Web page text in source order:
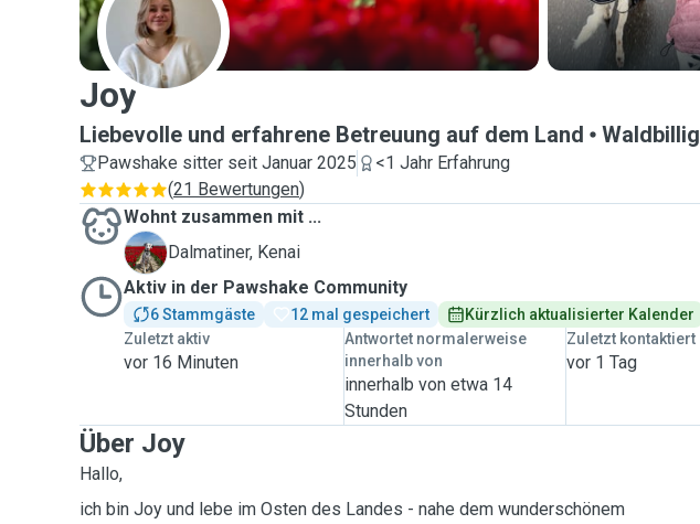
J
Joy
Liebevolle und erfahrene Betreuung auf dem Land Waldbillig
Pawshake sitter seit Januar 2025
<1 Jahr Erfahrung
(21 Bewertungen)
Wohnt zusammen mit ...
K
Dalmatiner, Kenai
Aktiv in der Pawshake Community
6 Stammgäste 12 mal gespeichert
Kürzlich aktualisierter Kalender
Zuletzt aktiv
vor 16 Minuten
Antwortet normalerweise
innerhalb von
innerhalb von etwa 14
Stunden
Zuletzt kontaktiert
vor 1 Tag
Über Joy
Hallo,
ich bin Joy und lebe im Osten des Landes - nahe dem wunderschönem